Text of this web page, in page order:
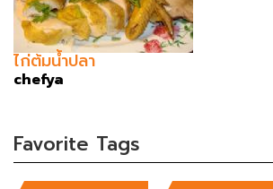
ไก่ต้มน้ำปลา
chefya
Favorite Tags